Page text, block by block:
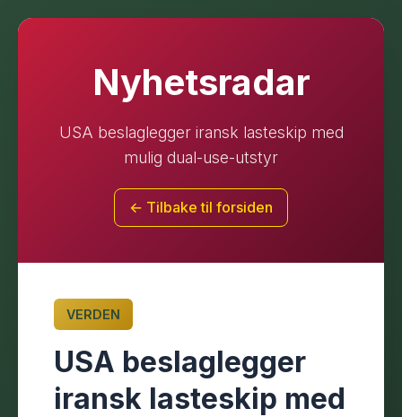
Nyhetsradar
USA beslaglegger iransk lasteskip med
mulig dual-use-utstyr
← Tilbake til forsiden
VERDEN
USA beslaglegger
iransk lasteskip med